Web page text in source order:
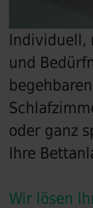
Individuell,
und
oder ganz
Ihre
Wir lösen